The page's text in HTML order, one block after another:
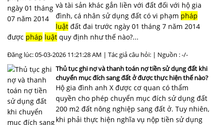
và tài sản khác gắn liền với đất đối với hộ gia
đình, cá nhân sử dụng đất có vi phạm pháp
luật đất đai trước ngày 01 tháng 7 năm 2014
được pháp luật quy định như thế nào?...
Đăng lúc: 05-03-2026 11:21:28 AM | Tác giả câu hỏi: | Nguồn : -/-
Thủ tục ghi nợ và thanh toán nợ tiền sử dụng đất khi
chuyển mục đích sang đất ở được thực hiện thế nào?
Hộ gia đình anh X được cơ quan có thẩm
quyền cho phép chuyển mục đích sử dụng đất
200 m2 đất nông nghiệp sang đất ở. Tuy nhiên,
khi phải thực hiện nghĩa vụ nộp tiền sử dụng